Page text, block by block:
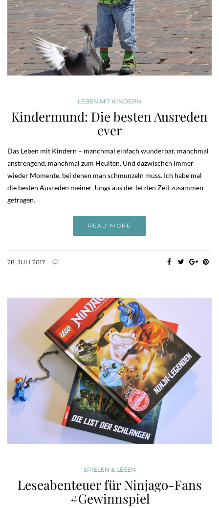
LEBEN MIT KINDERN
Kindermund: Die besten Ausreden
ever
Das Leben mit Kindern – manchmal einfach wunderbar, manchmal
anstrengend, manchmal zum Heulten. Und dazwischen immer
wieder Momente, bei denen man schmunzeln muss. Ich habe mal
die besten Ausreden meiner Jungs aus der letzten Zeit zusammen
getragen.
READ MORE
28. JULI 2017
SPIELEN & LESEN
Leseabenteuer für Ninjago-Fans
#Gewinnspiel